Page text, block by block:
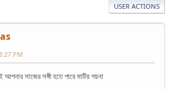
USER ACTIONS
PM
সাজের সঙ্গী হতে পারে মাটির গয়না